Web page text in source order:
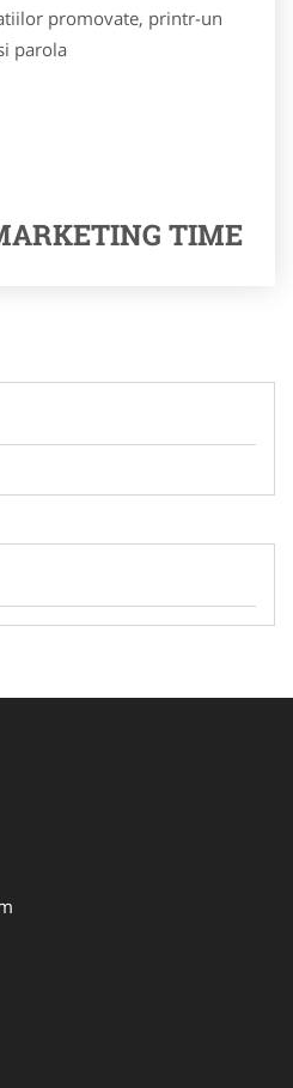
promovate, printr-un
parola
TIME